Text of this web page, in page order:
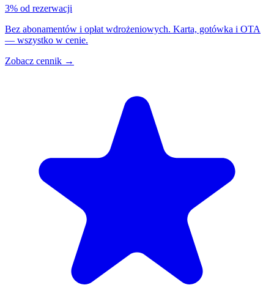
3% od rezerwacji
Bez abonamentów i opłat wdrożeniowych. Karta, gotówka i OTA
— wszystko w cenie.
Zobacz cennik →